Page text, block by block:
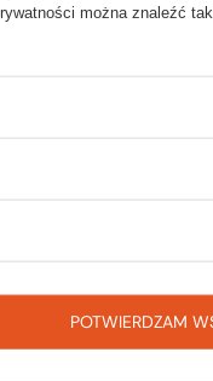
można znaleźć
POTWIERDZAM